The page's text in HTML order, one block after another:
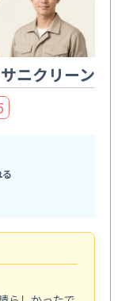
サニクリーン